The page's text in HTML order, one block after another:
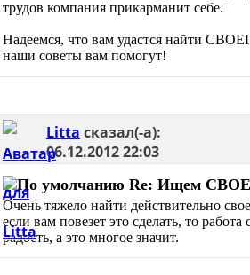
трудов компания прикарманит себе.
Надеемся, что вам удастся найти
наши советы вам помогут!
Litta сказал(-а):
06.12.201222:03
Re: Ищем
Очень тяжело найти действительно
если вам повезет это сделать, то работа
радость, а это многое значит.